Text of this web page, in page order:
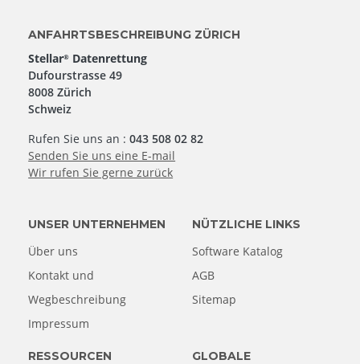
ANFAHRTSBESCHREIBUNG ZÜRICH
Stellar® Datenrettung
Dufourstrasse 49
8008 Zürich
Schweiz
Rufen Sie uns an :043 508 02 82
Senden Sie uns eine E-mail
Wir rufen Sie gerne zurück
UNSER UNTERNEHMEN
Über uns
Kontakt und
Wegbeschreibung
Impressum
NÜTZLICHE LINKS
Software Katalog
AGB
Sitemap
RESSOURCEN
GLOBALE